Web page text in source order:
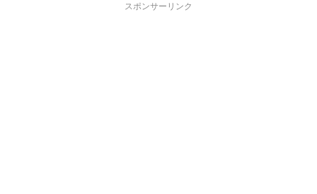
スポンサーリンク